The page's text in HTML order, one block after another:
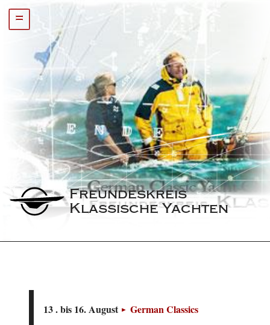
=
Freundeskreis
Klassische Yachten
13 . bis 16. August German Classics